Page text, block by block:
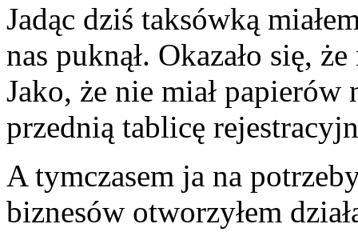
Jadąc dziś taksówką
nas puknął. Okazało się,
Jako, że nie miał
przednią tablicę
A tymczasem ja na
biznesów otworzyłem